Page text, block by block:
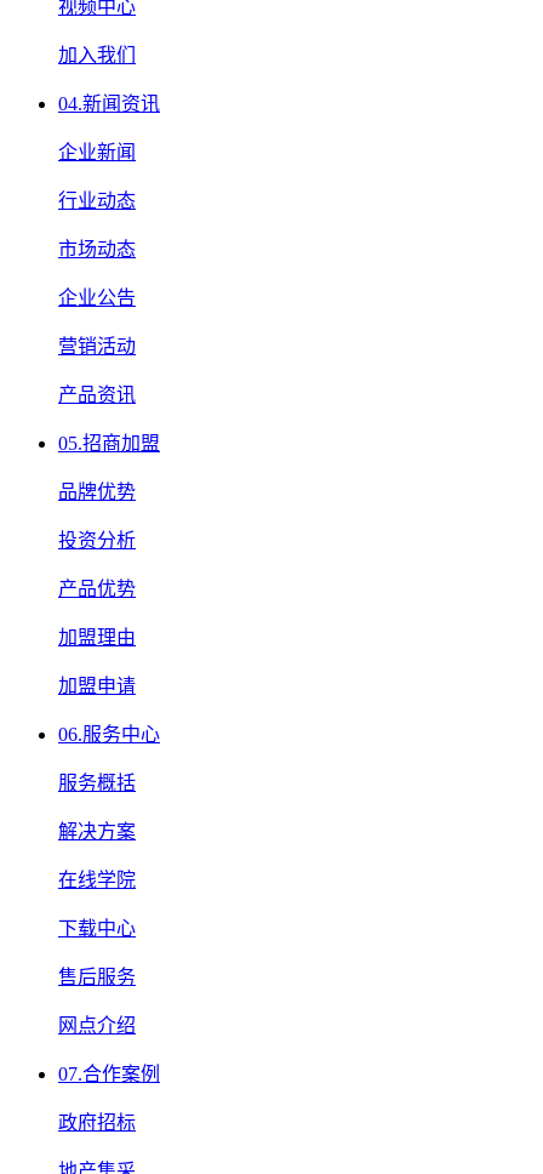
视频中心
加入我们
04.新闻资讯
企业新闻
行业动态
市场动态
企业公告
营销活动
产品资讯
05.招商加盟
品牌优势
投资分析
产品优势
加盟理由
加盟申请
06.服务中心
服务概括
解决方案
在线学院
下载中心
售后服务
网点介绍
07.合作案例
政府招标